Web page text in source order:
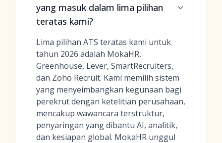
yang masuk dalam lima pilihan
teratas kami?
Lima pilihan ATS teratas kami untuk
tahun 2026 adalah MokaHR,
Greenhouse, Lever, SmartRecruiters,
dan Zoho Recruit. Kami memilih sistem
yang menyeimbangkan kegunaan bagi
perekrut dengan ketelitian perusahaan,
mencakup wawancara terstruktur,
penyaringan yang dibantu AI, analitik,
dan kesiapan global. MokaHR unggul